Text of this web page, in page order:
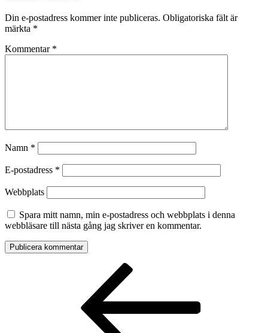
Din e-postadress kommer inte publiceras. Obligatoriska fält är
märkta *
Kommentar *
Namn *
E-postadress *
Webbplats
Spara mitt namn, min e-postadress och webbplats i denna
webbläsare till nästa gång jag skriver en kommentar.
Inläggsnavigering